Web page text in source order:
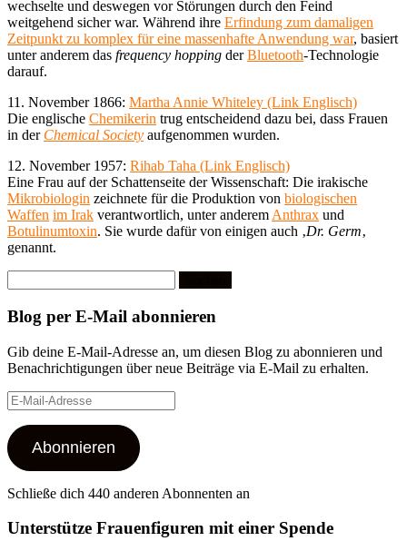
wechselte und deswegen vor Störungen durch den Feind
weitgehend sicher war. Während ihre Erfindung zum damaligen
Zeitpunkt zu komplex für eine massenhafte Anwendung war, basiert
unter anderem das frequency hopping derBluetooth-Technologie
darauf.
11. November 1866: Martha Annie Whiteley (Link Englisch)
Die englische Chemikerin trug entscheidend dazu bei, dass Frauen
in der Chemical Society aufgenommen wurden.
12. November 1957: Rihab Taha (Link Englisch)
Eine Frau auf der Schattenseite der Wissenschaft: Die irakische
Mikrobiologin zeichnete für die Produktion von biologischen
Waffen im Irak verantwortlich, unter anderem Anthrax und
Botulinumtoxin. Sie wurde dafür von einigen auch ‚Dr. Germ‚
genannt.
nach:
Blog per E-Mail abonnieren
Gib deine E-Mail-Adresse an, um diesen Blog zu abonnieren und
Benachrichtigungen über neue Beiträge via E-Mail zu erhalten.
E-
Mail-
Adresse
Abonnieren
Schließe dich 440 anderen Abonnenten an
Unterstütze Frauenfiguren mit einer Spende